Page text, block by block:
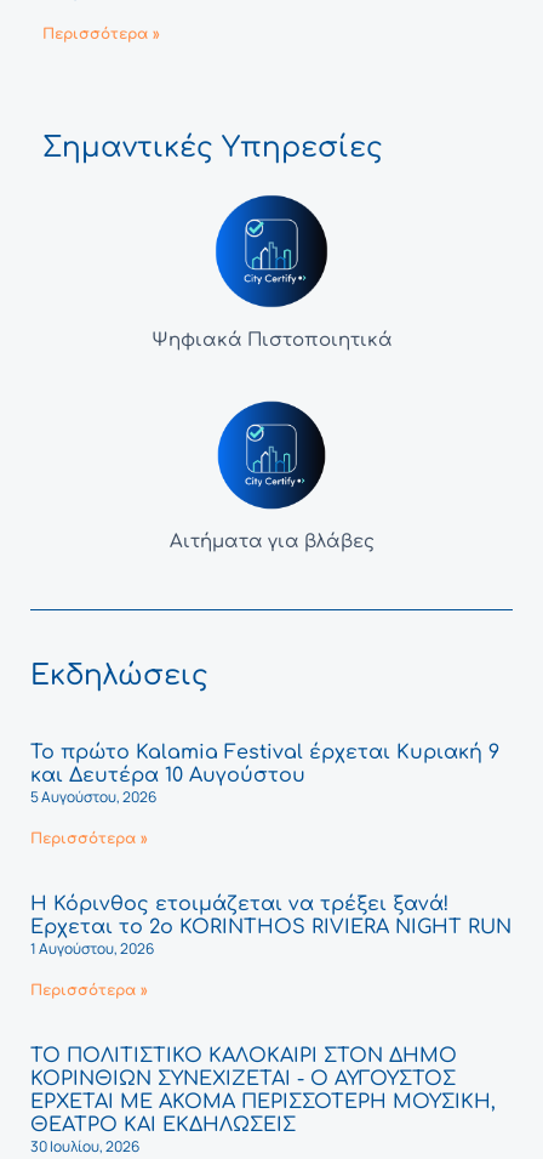
Περισσότερα »
Σημαντικές Υπηρεσίες
Ψηφιακά Πιστοποιητικά
Αιτήματα για βλάβες
Εκδηλώσεις
Το πρώτο Kalamia Festival έρχεται Κυριακή 9
και Δευτέρα 10 Αυγούστου
5 Αυγούστου, 2026
Περισσότερα »
Η Κόρινθος ετοιμάζεται να τρέξει ξανά!
Έρχεται το 2ο KORINTHOS RIVIERA NIGHT RUN
1 Αυγούστου, 2026
Περισσότερα »
ΤΟ ΠΟΛΙΤΙΣΤΙΚΟ ΚΑΛΟΚΑΙΡΙ ΣΤΟΝ ΔΗΜΟ
ΚΟΡΙΝΘΙΩΝ ΣΥΝΕΧΙΖΕΤΑΙ - Ο ΑΥΓΟΥΣΤΟΣ
ΕΡΧΕΤΑΙ ΜΕ ΑΚΟΜΑ ΠΕΡΙΣΣΟΤΕΡΗ ΜΟΥΣΙΚΗ,
ΘΕΑΤΡΟ ΚΑΙ ΕΚΔΗΛΩΣΕΙΣ
30 Ιουλίου, 2026